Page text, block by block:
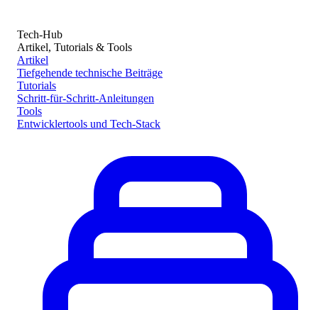
Tech-Hub
Artikel, Tutorials & Tools
Artikel
Tiefgehende technische Beiträge
Tutorials
Schritt-für-Schritt-Anleitungen
Tools
Entwicklertools und Tech-Stack